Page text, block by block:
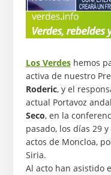
Los Verdeshemos
activa de nuestro
Roderic, y el
actual Portavoz
Seco, en la
pasado, los días 29
actos de Moncloa,
Siria.
Al acto han asistido